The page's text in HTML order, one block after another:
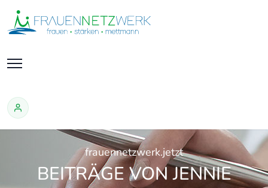
frauennetzwerk.jetzt
BEITRÄGE VON JENNIE